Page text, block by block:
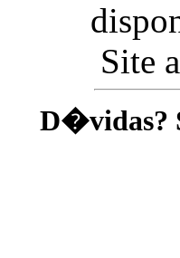
Site
D�vidas?